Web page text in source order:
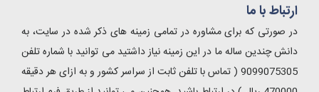
ارتباط با ما
در صورتی که برای مشاوره در تمامی زمینه های ذکر شده در سایت، به
دانش چندین ساله ما در این زمینه نیاز داشتید می توانید با شماره تلفن
9099075305 ( تماس با تلفن ثابت از سراسر کشور و به ازای هر دقیقه